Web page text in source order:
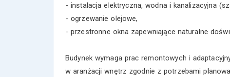
- instalacja elektryczna, wodna i kanalizacyjna
- ogrzewanie olejowe,
- przestronne okna zapewniające naturalne
Budynek wymaga prac remontowych i
w aranżacji wnętrz zgodnie z potrzebami